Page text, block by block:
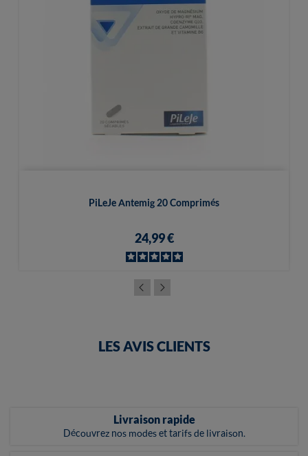
PiLeJe Antemig 20 Comprimés
24,99 €
LES AVIS CLIENTS
Livraison rapide
Découvrez nos modes et tarifs de livraison.